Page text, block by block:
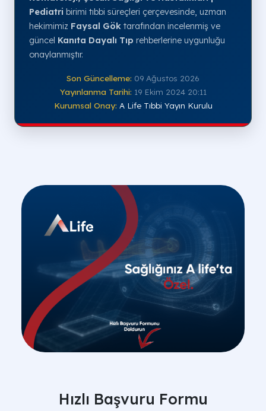
Pediatri birimi tıbbi süreçleri çerçevesinde, uzman
hekimimiz Faysal Gök tarafından incelenmiş ve
güncel Kanıta Dayalı Tıp rehberlerine uygunluğu
onaylanmıştır.
Son Güncelleme: 09 Ağustos 2026
Yayınlanma Tarihi: 19 Ekim 2024 20:11
Kurumsal Onay: A Life Tıbbi Yayın Kurulu
Hızlı Başvuru Formu